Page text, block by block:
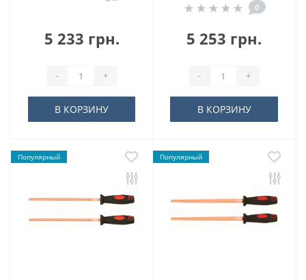
5 233 грн.
- +
В КОРЗИНУ
0
5 253 грн.
- +
В КОРЗИНУ
Популярный Популярный